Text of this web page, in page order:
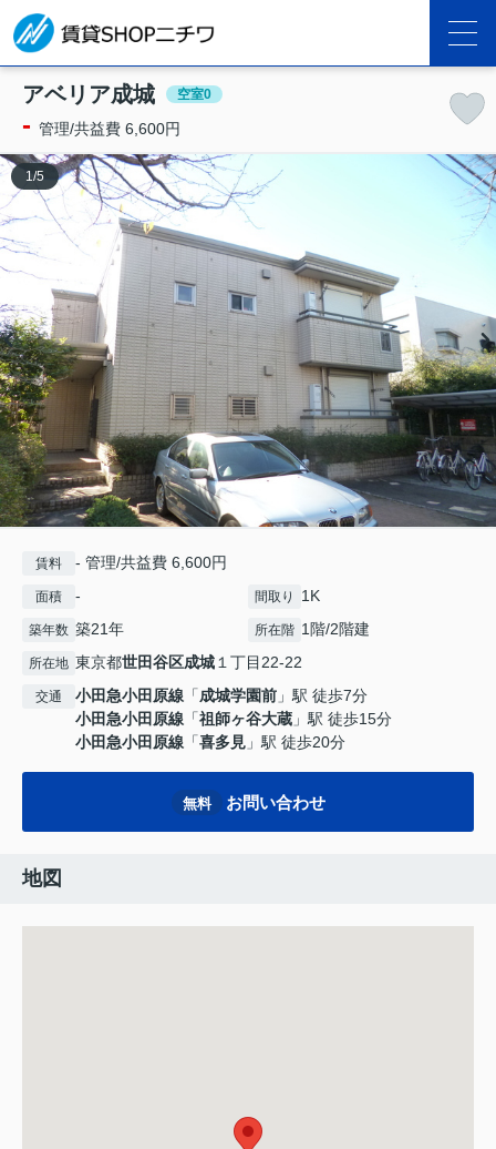
アベリア成城 空室0
- 管理/共益費 6,600円
1/5
賃料 - 管理/共益費 6,600円
面積 - 間取り 1K
築年数 築21年 所在階 1階/2階建
所在地 東京都世田谷区成城 １丁目22-22
交通 小田急小田原線 「成城学園前 」駅 徒歩7分
小田急小田原線 「祖師ヶ谷大蔵 」駅 徒歩15分
小田急小田原線 「喜多見 」駅 徒歩20分
無料 お問い合わせ
地図